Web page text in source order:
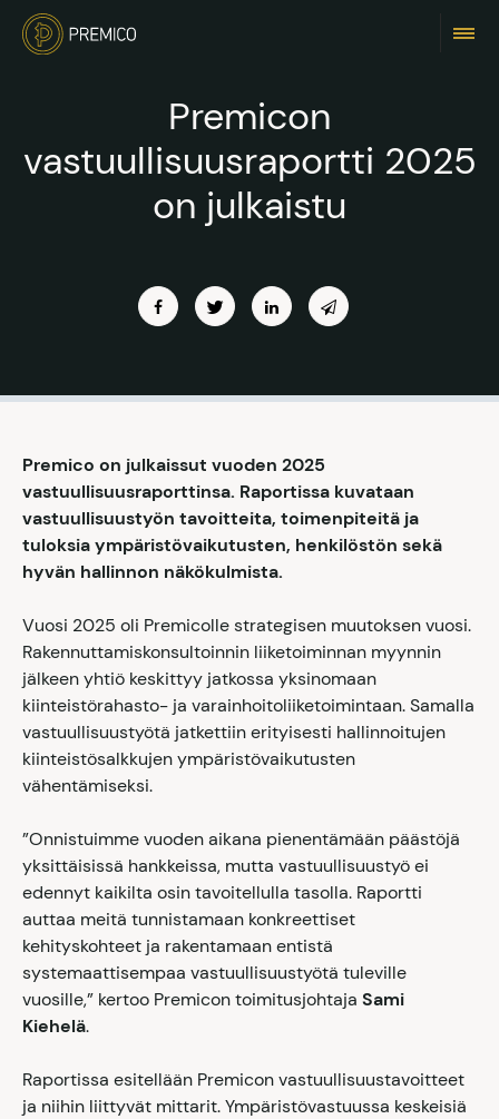
Premicon
vastuullisuusraportti 2025
on julkaistu
Premico on julkaissut vuoden 2025
vastuullisuusraporttinsa. Raportissa kuvataan
vastuullisuustyön tavoitteita, toimenpiteitä ja
tuloksia ympäristövaikutusten, henkilöstön sekä
hyvän hallinnon näkökulmista.
Vuosi 2025 oli Premicolle strategisen muutoksen vuosi.
Rakennuttamiskonsultoinnin liiketoiminnan myynnin
jälkeen yhtiö keskittyy jatkossa yksinomaan
kiinteistörahasto- ja varainhoitoliiketoimintaan. Samalla
vastuullisuustyötä jatkettiin erityisesti hallinnoitujen
kiinteistösalkkujen ympäristövaikutusten
vähentämiseksi.
”Onnistuimme vuoden aikana pienentämään päästöjä
yksittäisissä hankkeissa, mutta vastuullisuustyö ei
edennyt kaikilta osin tavoitellulla tasolla. Raportti
auttaa meitä tunnistamaan konkreettiset
kehityskohteet ja rakentamaan entistä
systemaattisempaa vastuullisuustyötä tuleville
vuosille,” kertoo Premicon toimitusjohtaja Sami
Kiehelä.
Raportissa esitellään Premicon vastuullisuustavoitteet
ja niihin liittyvät mittarit. Ympäristövastuussa keskeisiä